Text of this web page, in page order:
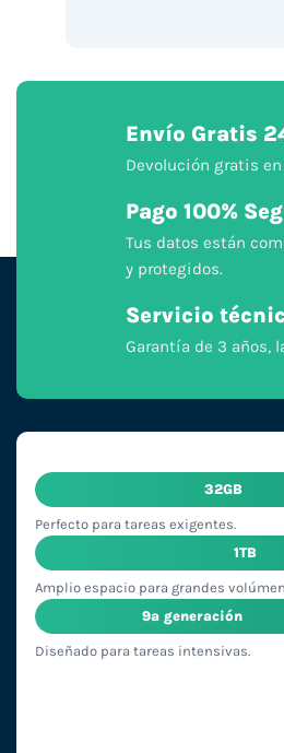
Envío Gratis
Devolución gratis
Pago 100%
Tus datos están
y protegidos.
Servicio
Garantía de 3 años,
32GB
Perfecto para tareas exigentes.
1TB
Amplio espacio para grandes
9ª generación
Diseñado para tareas intensivas.